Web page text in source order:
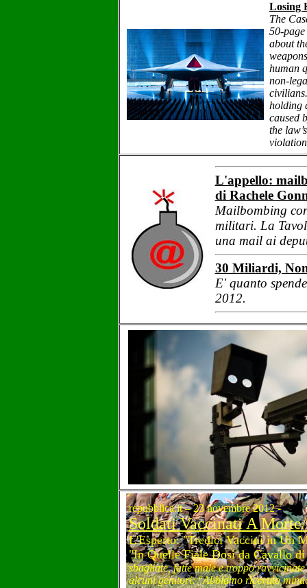
Losing
The
50-
about
human
non-
holding
caused
the
L'appello:
di Rachele
Mailbombing
militari. La
una mail ai
30 Miliardi,
E' quanto
2012.
repubblica.it – 23 novembre 2012 -
Soldati Vaccinati A
L'Esperto: "Tredici Vaccini in Un
"In Quelle Fiale Dosi da Cavallo
sbagliate, fatte male e troppo
alcuni genitori: "Abbiamo ricevuto